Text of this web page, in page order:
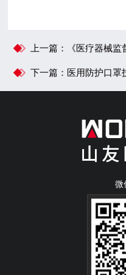
上一篇：《医疗器械监督
下一篇：医用防护口罩
微